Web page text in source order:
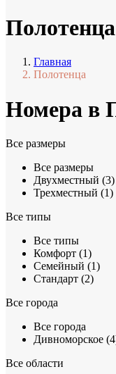
Полотенца
Главная
Полотенца
Номера в
Все размеры
Все размеры
Двухместный (3)
Трехместный (1)
Все типы
Все типы
Комфорт (1)
Семейный (1)
Стандарт (2)
Все города
Все города
Дивноморское
Все области